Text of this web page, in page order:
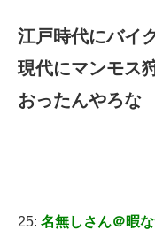
江戸時代にバイ
現代にマンモス
おったんやろな
25: 名無しさん＠暇